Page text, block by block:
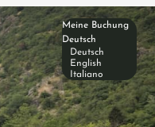
Meine Buchung
Deutsch
Deutsch
English
Italiano